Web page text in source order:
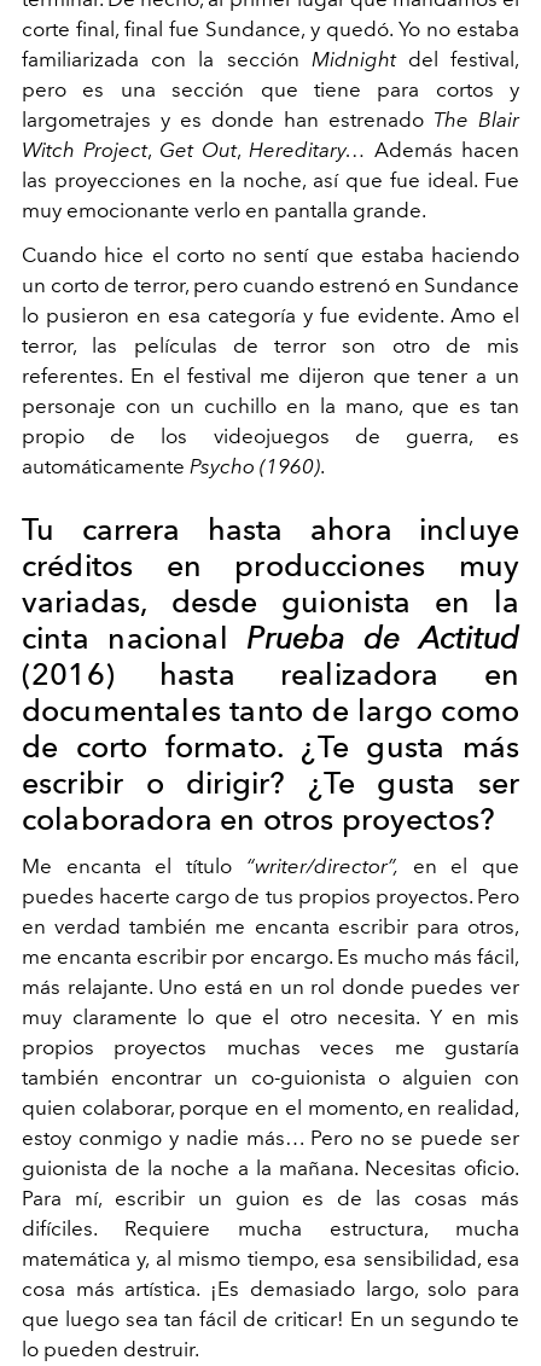
corte final, final fue Sundance, y quedó. Yo no estaba
familiarizada con la sección Midnightdel festival,
pero es una sección que tiene para cortos y
largometrajes y es donde han estrenado The Blair
Witch Project, Get Out, Hereditary… Además hacen
las proyecciones en la noche, así que fue ideal. Fue
muy emocionante verlo en pantalla grande.
Cuando hice el corto no sentí que estaba haciendo
un corto de terror, pero cuando estrenó en Sundance
lo pusieron en esa categoría y fue evidente. Amo el
terror, las películas de terror son otro de mis
referentes. En el festival me dijeron que tener a un
personaje con un cuchillo en la mano, que es tan
propio de los videojuegos de guerra, es
automáticamente Psycho (1960).
Tu carrera hasta ahora incluye
créditos en producciones muy
variadas, desde guionista en la
cinta nacional Prueba de Actitud
(2016) hasta realizadora en
documentales tanto de largo como
de corto formato. ¿Te gusta más
escribir o dirigir? ¿Te gusta ser
colaboradora en otros proyectos?
Me encanta el título “writer/director”, en el que
puedes hacerte cargo de tus propios proyectos. Pero
en verdad también me encanta escribir para otros,
me encanta escribir por encargo. Es mucho más fácil,
más relajante. Uno está en un rol donde puedes ver
muy claramente lo que el otro necesita. Y en mis
propios proyectos muchas veces me gustaría
también encontrar un co-guionista o alguien con
quien colaborar, porque en el momento, en realidad,
estoy conmigo y nadie más… Pero no se puede ser
guionista de la noche a la mañana. Necesitas oficio.
Para mí, escribir un guion es de las cosas más
difíciles. Requiere mucha estructura, mucha
matemática y, al mismo tiempo, esa sensibilidad, esa
cosa más artística. ¡Es demasiado largo, solo para
que luego sea tan fácil de criticar! En un segundo te
lo pueden destruir.